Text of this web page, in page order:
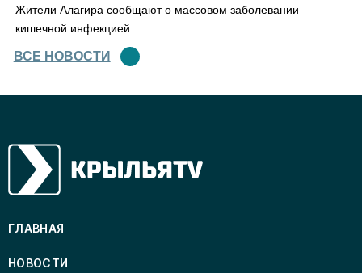
Жители Алагира сообщают о массовом заболевании
кишечной инфекцией
ВСЕ НОВОСТИ
ГЛАВНАЯ
НОВОСТИ